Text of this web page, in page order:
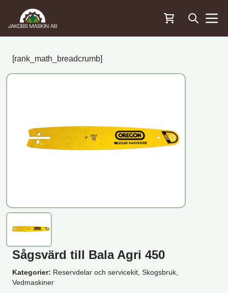
Öppna
[rank_math_breadcrumb]
Sågsvärd till Bala Agri 450
Kategorier: Reservdelar och servicekit, Skogsbruk,
Vedmaskiner